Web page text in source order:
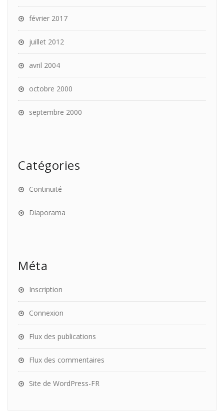
février 2017
juillet 2012
avril 2004
octobre 2000
septembre 2000
Catégories
Continuité
Diaporama
Méta
Inscription
Connexion
Flux des publications
Flux des commentaires
Site de WordPress-FR